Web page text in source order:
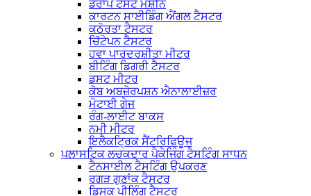
ਡਰਾਪ ਟੈਸਟ ਮਸ਼ੀਨ
ਕਾਰਟਨ ਸਾਈਡਿੰਗ ਐਂਗਲ ਟੈਸਟਰ
ਕਠੋਰਤਾ ਟੈਸਟਰ
ਚਿੱਟੇਪਨ ਟੈਸਟਰ
ਹਵਾ ਪਾਰਦਰਸ਼ੀਤਾ ਮੀਟਰ
ਬੀਟਿੰਗ ਡਿਗਰੀ ਟੈਸਟਰ
ਡਸਟ ਮੀਟਰ
ਕੋਬ ਅਬਜ਼ੋਰਪਸ਼ਨ ਐਨਾਲਾਈਜ਼ਰ
ਮੋਟਾਈ ਗੇਜ
ਰੰਗ-ਲਾਈਟ ਬਾਕਸ
ਨਮੀ ਮੀਟਰ
ਇਲੈਕਟ੍ਰਿਕ ਸੈਂਟਰਿਫਿਊਜ
ਪਲਾਸਟਿਕ ਲਚਕਦਾਰ ਪੈਕੇਜਿੰਗ ਟੈਸਟਿੰਗ ਸਾਧਨ
ਟੈਨਸਾਈਲ ਟੈਸਟਿੰਗ ਉਪਕਰਣ
ਰਗੜ ਗੁਣਾਂਕ ਟੈਸਟਰ
ਡਿਸਕ ਪੀਲਿੰਗ ਟੈਸਟਰ